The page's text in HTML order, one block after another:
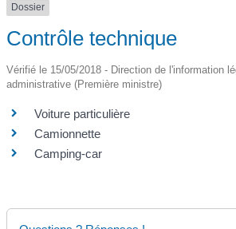
Dossier
Contrôle technique
Vérifié le 15/05/2018 - Direction de l'information
administrative (Première ministre)
Voiture particulière
Camionnette
Camping-car